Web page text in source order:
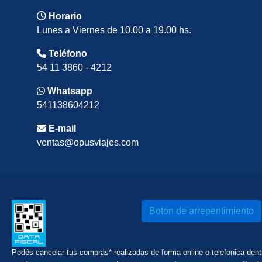
Horario
Lunes a Viernes de 10.00 a 19.00 hs.
Teléfono
54 11 3860 - 4212
Whatsapp
541138604212
E-mail
ventas@opusviajes.com
Boton de arrepentimiento
Podés cancelar tus compras* realizadas de forma online o telefonica